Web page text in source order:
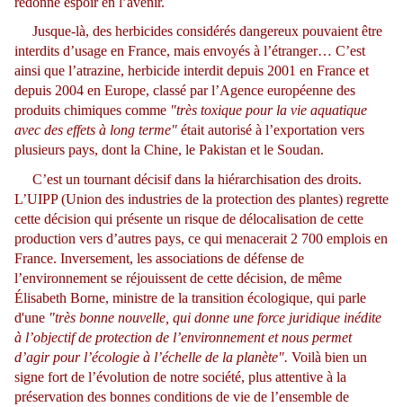
Jusque-là, des herbicides considérés dangereux pouvaient être
interdits d’usage en France, mais envoyés à l’étranger… C’est
ainsi que l’atrazine, herbicide interdit depuis 2001 en France et
depuis 2004 en Europe, classé par l’Agence européenne des
produits chimiques comme "très toxique pour la vie aquatique
avec des effets à long terme" était autorisé à l’exportation vers
plusieurs pays, dont la Chine, le Pakistan et le Soudan.
C’est un tournant décisif dans la hiérarchisation des droits.
L’UIPP (Union des industries de la protection des plantes) regrette
cette décision qui présente un risque de délocalisation de cette
production vers d’autres pays, ce qui menacerait 2 700 emplois en
France. Inversement, les associations de défense de
l’environnement se réjouissent de cette décision, de même
Élisabeth Borne, ministre de la transition écologique, qui parle
d'une "très bonne nouvelle, qui donne une force juridique inédite
à l’objectif de protection de l’environnement et nous permet
d’agir pour l’écologie à l’échelle de la planète". Voilà bien un
signe fort de l’évolution de notre société, plus attentive à la
préservation des bonnes conditions de vie de l’ensemble de